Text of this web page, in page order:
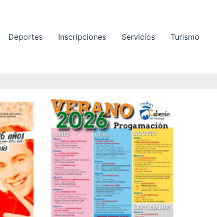
Deportes Inscripciones Servicios Turismo
P
á
g
i
n
a